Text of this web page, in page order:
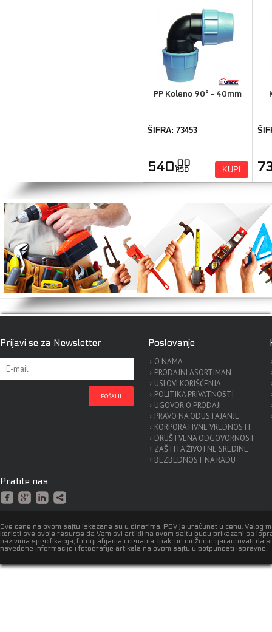
PP Koleno 90° - 40mm
ŠIFRA: 73453
540,00
RSD KUPI
Prijavi se za Newsletter Poslovanje
O NAMA
PRODAJNI ASORTIMAN
USLOVI KORIŠĆENJA
POLITIKA PRIVATNOSTI
UGOVOR O PRODAJI
PRAVO NA ODUSTAJANJE
KORPORATIVNE VREDNOSTI
DRUŠTVENA ODGOVORNOST
ZAŠTITA ŽIVOTNE SREDINE
BEZBEDNOST NA RADU
Pratite nas
Sve cene na ovom sajtu iskazane su u dinarima. PDV je uračunat u cenu. Velog
koristi sve svoje resurse da Vam svi artikli na ovom sajtu budu prikazani sa
nazivima specifikacija, fotografijama i cenama. Ipak, ne možemo garantovati da
navedene informacije i fotografije artikala na ovom sajtu u potpunosti ispravne.